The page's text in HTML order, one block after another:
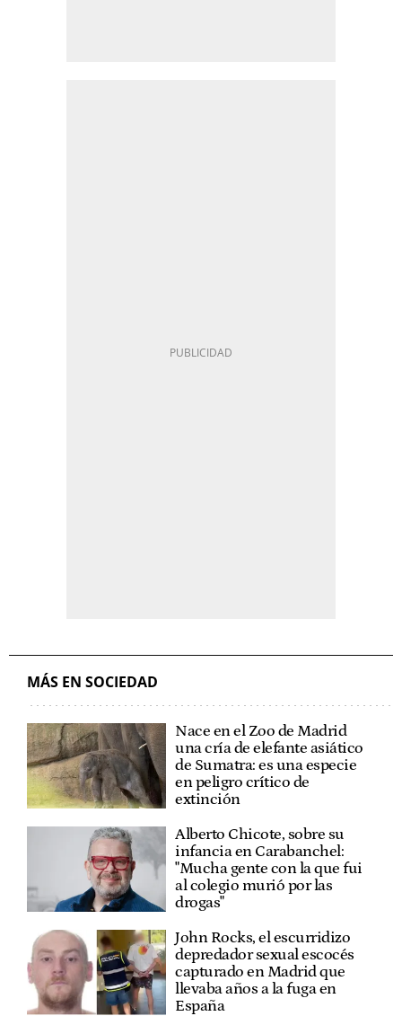
MÁS EN SOCIEDAD
Nace en el Zoo de Madrid
una cría de elefante asiático
de Sumatra: es una especie
en peligro crítico de
extinción
Alberto Chicote, sobre su
infancia en Carabanchel:
"Mucha gente con la que fui
al colegio murió por las
drogas"
John Rocks, el escurridizo
depredador sexual escocés
capturado en Madrid que
llevaba años a la fuga en
España